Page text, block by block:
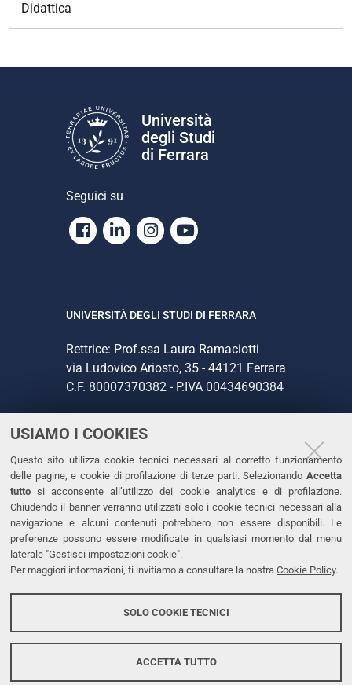
USIAMO I COOKIES
Questo sito utilizza cookie tecnici necessari al corretto funzionamento
delle pagine, e cookie di profilazione di terze parti. Selezionando Accetta
tutto si acconsente all’utilizzo dei cookie analytics e di profilazione.
Chiudendo il banner verranno utilizzati solo i cookie tecnici necessari alla
navigazione e alcuni contenuti potrebbero non essere disponibili. Le
preferenze possono essere modificate in qualsiasi momento dal menu
laterale "Gestisci impostazioni cookie".
Per maggiori informazioni, ti invitiamo a consultare la nostra Cookie Policy.
SOLO COOKIE TECNICI
ACCETTA TUTTO
Didattica
Università
degli Studi
di Ferrara
Seguici su
Facebook
LinkedinInstagram
Youtube
UNIVERSITÀ DEGLI STUDI DI FERRARA
Rettrice: Prof.ssa Laura Ramaciotti
via Ludovico Ariosto, 35 - 44121 Ferrara
C.F. 80007370382 - P.IVA 00434690384
CONTATTI
Tel. +39 0532 293111
Fax. +39 0532 293031
PEC
LINKS
Dichiarazione di accessibilità
Protezione dati personali